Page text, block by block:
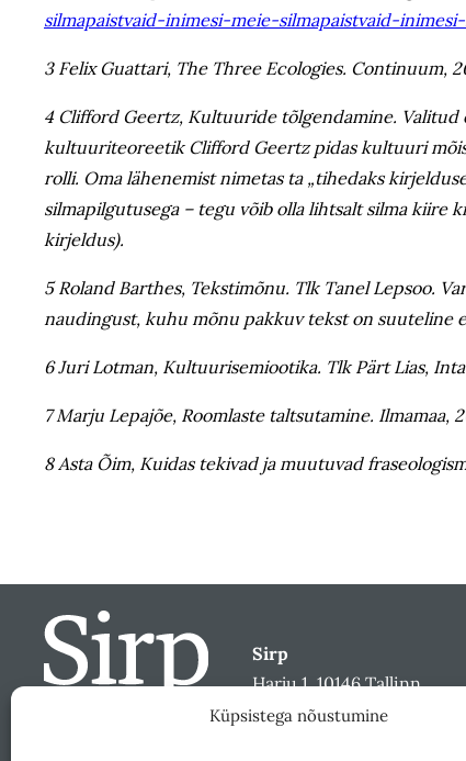
Küpsistega nõustumine
silmapaistvaid-inimesi-meie-silmapaistvaid-
3 Felix Guattari, The Three Ecologies. Continuum,
4 Clifford Geertz, Kultuuride tõlgendamine. Valitud
kultuuriteoreetik Clifford Geertz pidas kultuuri
rolli. Oma lähenemist nimetas ta „tihedaks
silmapilgutusega – tegu võib olla lihtsalt silma kiire
kirjeldus).
5 Roland Barthes, Tekstimõnu. Tlk Tanel Lepsoo.
naudingust, kuhu mõnu pakkuv tekst on suuteline
6 Juri Lotman, Kultuurisemiootika. Tlk Pärt Lias, Inta
7 Marju Lepajõe, Roomlaste taltsutamine. Ilmamaa,
8 Asta Õim, Kuidas tekivad ja muutuvad
Sirp
Harju 1, 10146 Tallinn
sirp@sirp.ee